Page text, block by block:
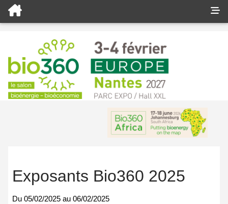
Exposants Bio360 2025
Du 05/02/2025 au 06/02/2025